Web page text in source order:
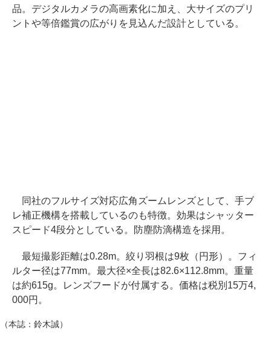
品。デジタルカメラの高画素化に加え、大サイズのプリ
ントや等倍鑑賞の広がりを見込んだ設計としている。
同社のフルサイズ対応広角ズームレンズとして、手ブ
レ補正機構を搭載しているのも特徴。効果はシャッター
スピード4段分としている。防塵防滴構造を採用。
最短撮影距離は0.28m。絞り羽根は9枚（円形）。フィ
ルター径は77mm。最大径×全長は82.6×112.8mm。重量
は約615g。レンズフードが付属する。価格は税別15万4,
000円。
（本誌：鈴木誠）